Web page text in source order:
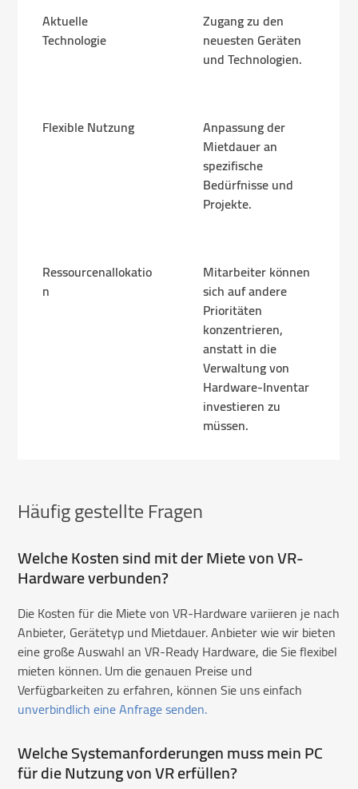
Aktuelle
Technologie
Zugang zu den
neuesten Geräten
und Technologien.
Flexible Nutzung
Anpassung der
Mietdauer an
spezifische
Bedürfnisse und
Projekte.
Ressourcenallokatio
n
Mitarbeiter können
sich auf andere
Prioritäten
konzentrieren,
anstatt in die
Verwaltung von
Hardware-Inventar
investieren zu
müssen.
Häufig gestellte Fragen
Welche Kosten sind mit der Miete von VR-
Hardware verbunden?
Die Kosten für die Miete von VR-Hardware variieren je nach
Anbieter, Gerätetyp und Mietdauer. Anbieter wie wir bieten
eine große Auswahl an VR-Ready Hardware, die Sie flexibel
mieten können. Um die genauen Preise und
Verfügbarkeiten zu erfahren, können Sie uns einfach
unverbindlich eine Anfrage senden.
Welche Systemanforderungen muss mein PC
für die Nutzung von VR erfüllen?